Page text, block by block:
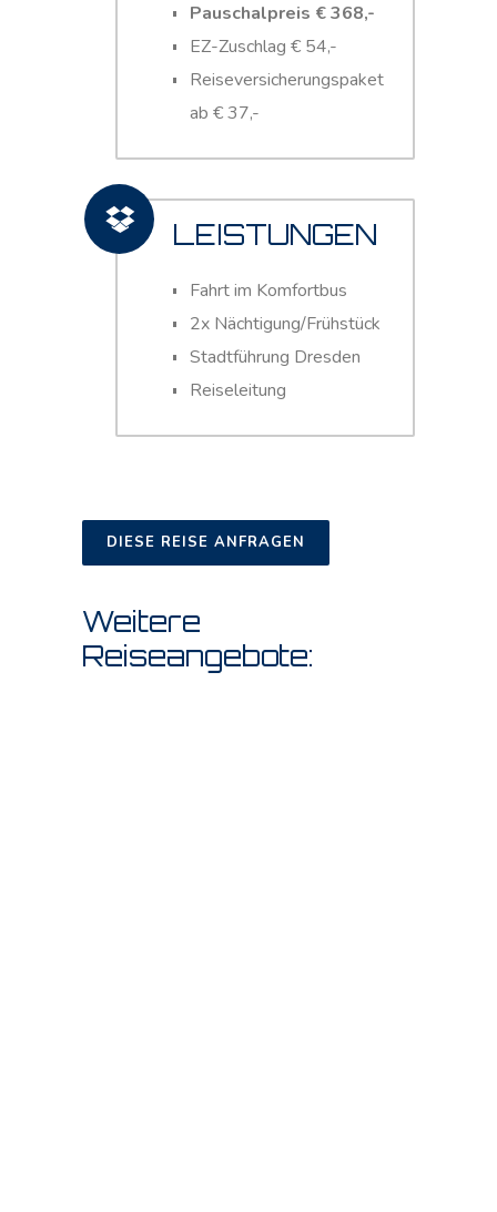
Pauschalpreis € 368,-
EZ-Zuschlag € 54,-
Reiseversicherungspaket
ab € 37,-
LEISTUNGEN
Fahrt im Komfortbus
2x Nächtigung/Frühstück
Stadtführung Dresden
Reiseleitung
DIESE REISE ANFRAGEN
Weitere
Reiseangebote: